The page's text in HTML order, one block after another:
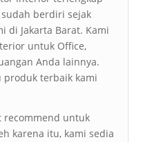
berdiri sejak
di Jakarta Barat. Kami
untuk Office,
Anda lainnya.
produk terbaik kami
recommend untuk
karena itu, kami sedia